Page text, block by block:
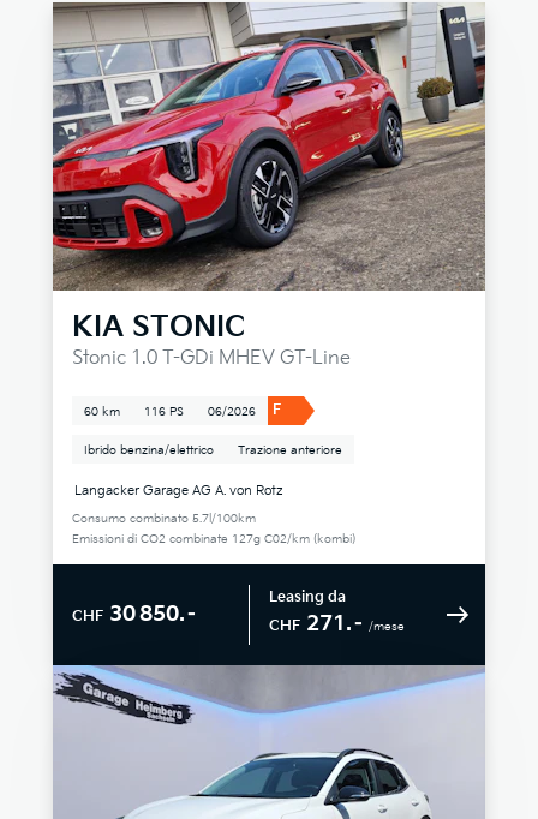
KIA STONIC
Stonic 1.0 T-GDi MHEV GT-Line
60 km 116 PS 06/2026 F
Ibrido benzina/elettrico Trazione anteriore
Langacker Garage AG A. von Rotz
Consumo combinato 5.7l/100km
Emissioni di CO2 combinate 127g C02/km (kombi)
CHF 30 850.–
Leasing da
CHF 271.– /mese